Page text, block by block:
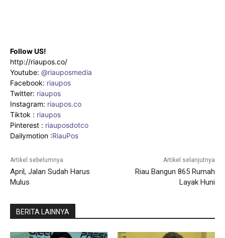
Follow US!
http://riaupos.co/
Youtube: @riauposmedia
Facebook: riaupos
Twitter: riaupos
Instagram: riaupos.co
Tiktok : riaupos
Pinterest : riauposdotco
Dailymotion :RiauPos
Artikel sebelumnya
April, Jalan Sudah Harus
Mulus
Artikel selanjutnya
Riau Bangun 865 Rumah
Layak Huni
BERITA LAINNYA